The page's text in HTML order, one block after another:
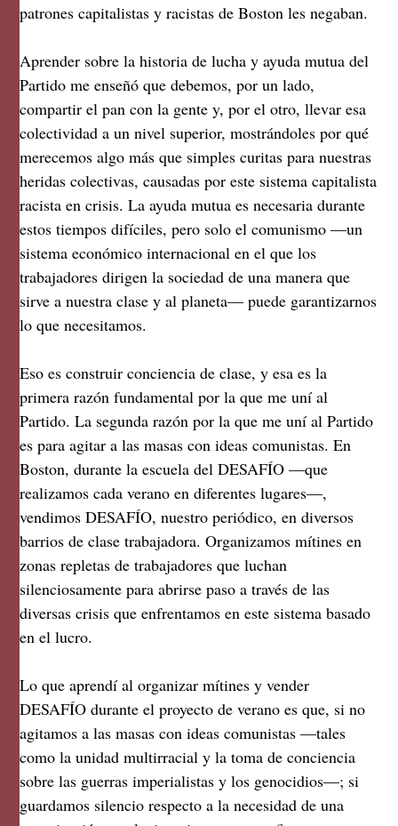
patrones capitalistas y racistas de Boston les negaban.
Aprender sobre la historia de lucha y ayuda mutua del
Partido me enseñó que debemos, por un lado,
compartir el pan con la gente y, por el otro, llevar esa
colectividad a un nivel superior, mostrándoles por qué
merecemos algo más que simples curitas para nuestras
heridas colectivas, causadas por este sistema capitalista
racista en crisis. La ayuda mutua es necesaria durante
estos tiempos difíciles, pero solo el comunismo —un
sistema económico internacional en el que los
trabajadores dirigen la sociedad de una manera que
sirve a nuestra clase y al planeta— puede garantizarnos
lo que necesitamos.
Eso es construir conciencia de clase, y esa es la
primera razón fundamental por la que me uní al
Partido. La segunda razón por la que me uní al Partido
es para agitar a las masas con ideas comunistas. En
Boston, durante la escuela del DESAFÍO —que
realizamos cada verano en diferentes lugares—,
vendimos DESAFÍO, nuestro periódico, en diversos
barrios de clase trabajadora. Organizamos mítines en
zonas repletas de trabajadores que luchan
silenciosamente para abrirse paso a través de las
diversas crisis que enfrentamos en este sistema basado
en el lucro.
Lo que aprendí al organizar mítines y vender
DESAFÍO durante el proyecto de verano es que, si no
agitamos a las masas con ideas comunistas —tales
como la unidad multirracial y la toma de conciencia
sobre las guerras imperialistas y los genocidios—; si
guardamos silencio respecto a la necesidad de una